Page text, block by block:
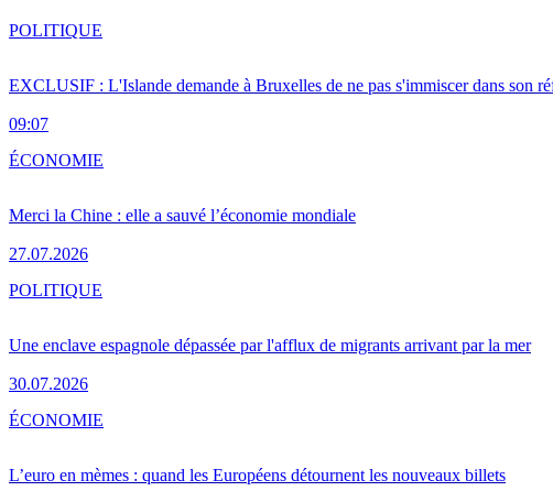
EXCLUSIF : L'Islande demande à Bruxelles de ne pas s'immiscer dans son
09:07
POLITIQUE
Merci la Chine : elle a sauvé l’économie mondiale
27.07.2026
ÉCONOMIE
Une enclave espagnole dépassée par l'afflux de migrants arrivant par la mer
30.07.2026
POLITIQUE
L’euro en mèmes : quand les Européens détournent les nouveaux billets
ÉCONOMIE